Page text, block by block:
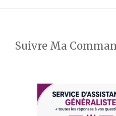
Suivre Ma